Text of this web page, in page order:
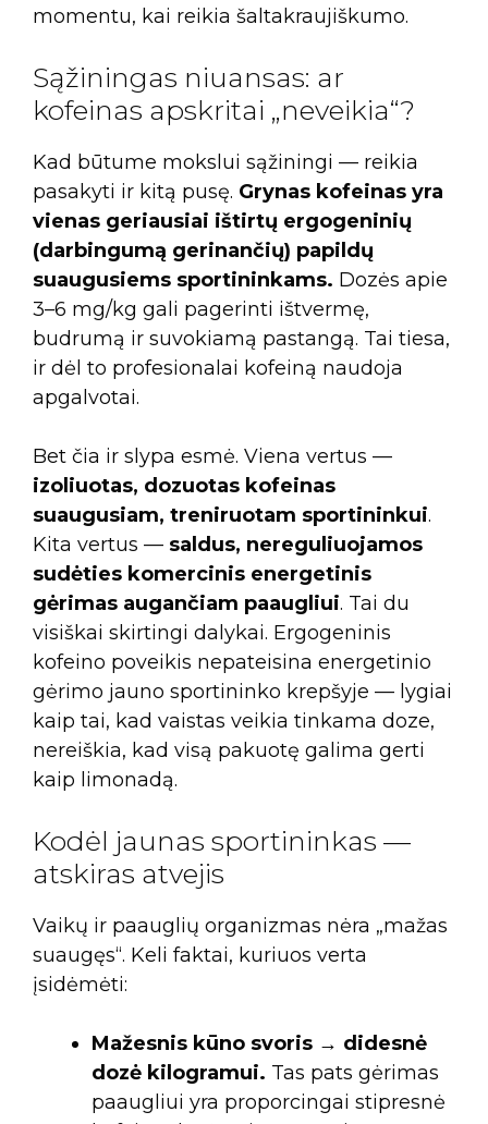
momentu, kai reikia šaltakraujiškumo.
Sąžiningas niuansas: ar
kofeinas apskritai „neveikia“?
Kad būtume mokslui sąžiningi — reikia
pasakyti ir kitą pusę. Grynas kofeinas yra
vienas geriausiai ištirtų ergogeninių
(darbingumą gerinančių) papildų
suaugusiems sportininkams. Dozės apie
3–6 mg/kg gali pagerinti ištvermę,
budrumą ir suvokiamą pastangą. Tai tiesa,
ir dėl to profesionalai kofeiną naudoja
apgalvotai.
Bet čia ir slypa esmė. Viena vertus —
izoliuotas, dozuotas kofeinas
suaugusiam, treniruotam sportininkui.
Kita vertus — saldus, nereguliuojamos
sudėties komercinis energetinis
gėrimas augančiam paaugliui. Tai du
visiškai skirtingi dalykai. Ergogeninis
kofeino poveikis nepateisina energetinio
gėrimo jauno sportininko krepšyje — lygiai
kaip tai, kad vaistas veikia tinkama doze,
nereiškia, kad visą pakuotę galima gerti
kaip limonadą.
Kodėl jaunas sportininkas —
atskiras atvejis
Vaikų ir paauglių organizmas nėra „mažas
suaugęs“. Keli faktai, kuriuos verta
įsidėmėti:
Mažesnis kūno svoris → didesnė
dozė kilogramui. Tas pats gėrimas
paaugliui yra proporcingai stipresnė